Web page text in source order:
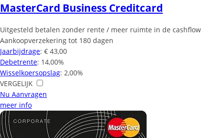
MasterCard Business Creditcard
Uitgesteld betalen zonder rente / meer ruimte in de cashflow
Aankoopverzekering tot 180 dagen
Jaarbijdrage: € 43,00
Debetrente: 14,00%
Wisselkoersopslag: 2,00%
VERGELIJK
Nu Aanvragen
meer info